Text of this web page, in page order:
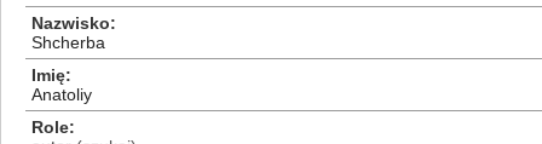
Nazwisko
Shcherba
Imię
Anatoliy
Role